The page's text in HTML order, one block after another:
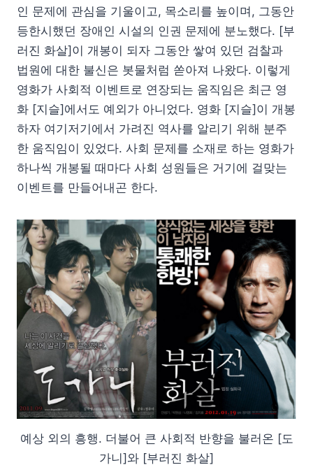
인 문제에 관심을 기울이고, 목소리를 높이며, 그동안
등한시했던 장애인 시설의 인권 문제에 분노했다. [부
러진 화살]이 개봉이 되자 그동안 쌓여 있던 검찰과
법원에 대한 불신은 봇물처럼 쏟아져 나왔다. 이렇게
영화가 사회적 이벤트로 연장되는 움직임은 최근 영
화 [지슬]에서도 예외가 아니었다. 영화 [지슬]이 개봉
하자 여기저기에서 가려진 역사를 알리기 위해 분주
한 움직임이 있었다. 사회 문제를 소재로 하는 영화가
하나씩 개봉될 때마다 사회 성원들은 거기에 걸맞는
이벤트를 만들어내곤 한다.
예상 외의 흥행. 더불어 큰 사회적 반향을 불러온 [도
가니]와 [부러진 화살]